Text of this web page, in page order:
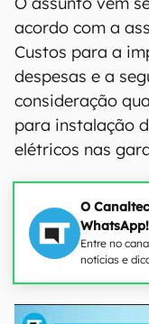
acordo com a
Custos para a
despesas e a
consideração
para instalação
elétricos nas
O
WhatsApp!
Entre no
notícias e